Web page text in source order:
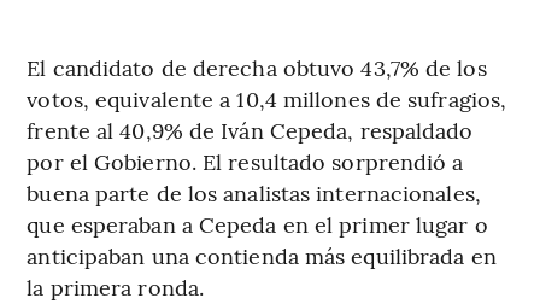
El candidato de derecha obtuvo 43,7% de los
votos, equivalente a 10,4 millones de sufragios,
frente al 40,9% de Iván Cepeda, respaldado
por el Gobierno. El resultado sorprendió a
buena parte de los analistas internacionales,
que esperaban a Cepeda en el primer lugar o
anticipaban una contienda más equilibrada en
la primera ronda.